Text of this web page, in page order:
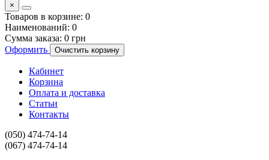
×
Товаров в корзине: 0
Наименований: 0
Сумма заказа: 0 грн
Оформить
Очистить корзину
Кабинет
Корзина
Оплата и доставка
Статьи
Контакты
(050) 474-74-14
(067) 474-74-14